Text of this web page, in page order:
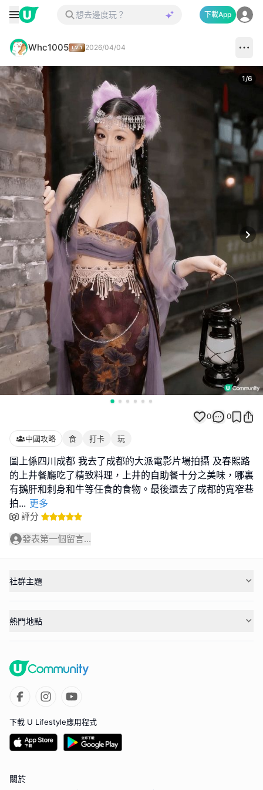
下載App
Whc1005 2026/04/04
1/6
0 0
中國攻略 食 打卡 玩
圖上係四川成都 我去了成都的大派電影片場拍攝 及春𤋮路
的上井餐廳吃了精致料理，上井的自助餐十分之美味，哪裏
有鵝肝和刺身和牛等任食的食物。最後還去了成都的寬窄巷
拍... 更多
評分
發表第一個留言...
社群主題
熱門地點
下載 U Lifestyle應用程式
關於